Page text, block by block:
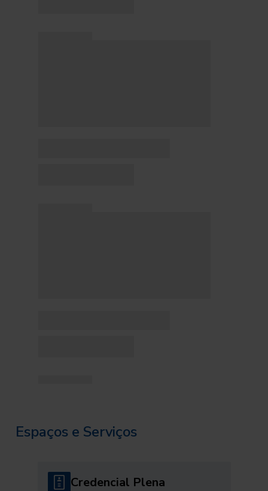
Espaços e Serviços
Credencial Plena